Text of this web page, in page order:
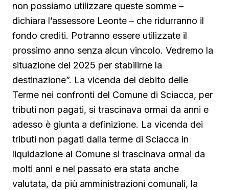
non possiamo utilizzare queste somme –
dichiara l’assessore Leonte – che ridurranno il
fondo crediti. Potranno essere utilizzate il
prossimo anno senza alcun vincolo. Vedremo la
situazione del 2025 per stabilirne la
destinazione”. La vicenda del debito delle
Terme nei confronti del Comune di Sciacca, per
tributi non pagati, si trascinava ormai da anni e
adesso è giunta a definizione. La vicenda dei
tributi non pagati dalla terme di Sciacca in
liquidazione al Comune si trascinava ormai da
molti anni e nel passato era stata anche
valutata, da più amministrazioni comunali, la